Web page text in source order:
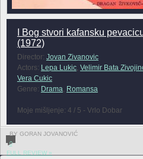
I Bog stvori kafansku
(1972)
Director: Jovan Zivanovic
Actors: Lepa Lukic, Velimir Bata
Vera Cukic
Genre: Drama, Romansa
Moje mišljenje: 4 / 5 - Vrlo Dobar
BY GORAN JOVANOVIĆ
0
FULL REVIEW »